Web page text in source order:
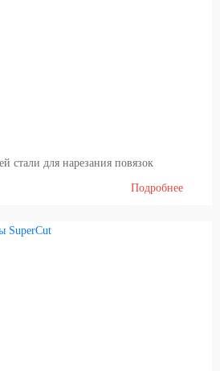
для нарезания повязок
Подробнее